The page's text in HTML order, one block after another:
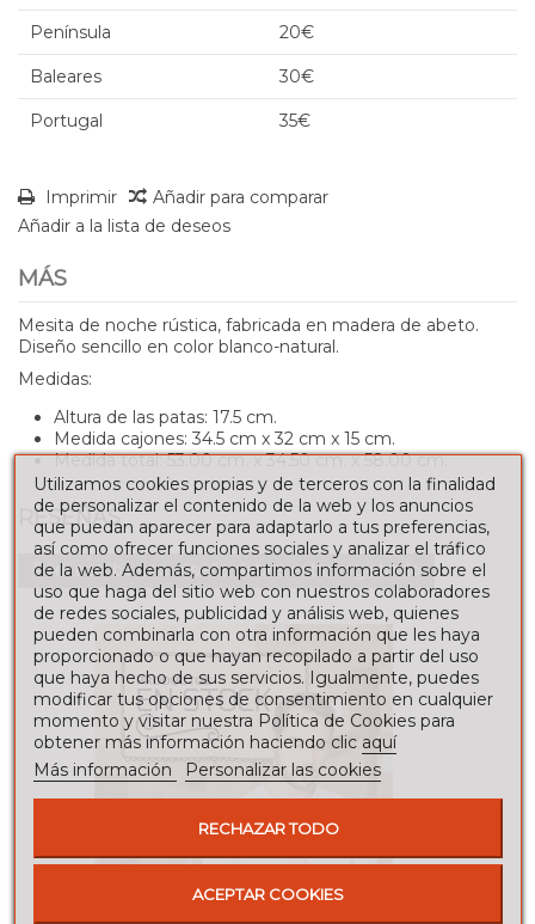
Península 20€
Baleares 30€
Portugal 35€
Imprimir
Añadir para comparar
Añadir a la lista de deseos
MÁS
Mesita de noche rústica, fabricada en madera de abeto.
Diseño sencillo en color blanco-natural.
Medidas:
Altura de las patas: 17.5 cm.
Medida cajones: 34.5 cm x 32 cm x 15 cm.
Medida total:53.00 cm. x 34.50 cm. x 58.00 cm.
RESEÑAS
Para escribir una reseña debes estar registrado
Utilizamos cookies propias y de terceros con la finalidad
de personalizar el contenido de la web y los anuncios
que puedan aparecer para adaptarlo a tus preferencias,
así como ofrecer funciones sociales y analizar el tráfico
de la web. Además, compartimos información sobre el
uso que haga del sitio web con nuestros colaboradores
de redes sociales, publicidad y análisis web, quienes
pueden combinarla con otra información que les haya
proporcionado o que hayan recopilado a partir del uso
que haya hecho de sus servicios. Igualmente, puedes
modificar tus opciones de consentimiento en cualquier
momento y visitar nuestra Política de Cookies para
obtener más información haciendo clic aquí
Más información
Personalizar las cookies
RECHAZAR TODO
ACEPTAR COOKIES